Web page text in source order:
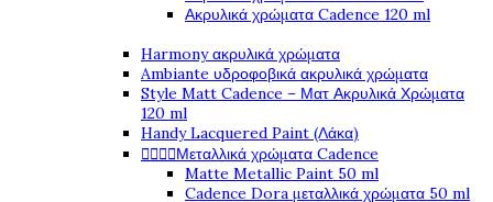
Ακρυλικά χρώματα Cadence 120 ml
Harmony ακρυλικά χρώματα
Ambiante υδροφοβικά ακρυλικά χρώματα
Style Matt Cadence – Ματ Ακρυλικά Χρώματα
120 ml
Handy Lacquered Paint (Λάκα)
Μεταλλικά χρώματα Cadence
Matte Metallic Paint 50 ml
Cadence Dora μεταλλικά χρώματα 50 ml